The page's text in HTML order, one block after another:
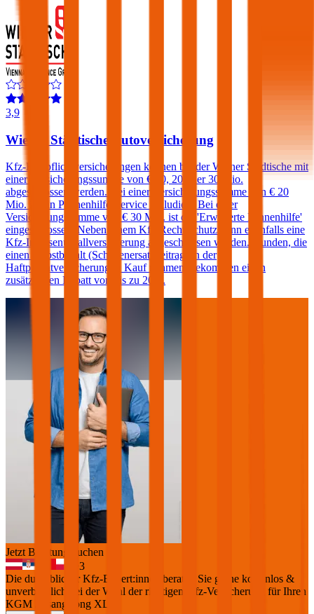
3,9
Wiener Städtische Autoversicherung
Kfz-Haftpflichtversicherungen können bei der Wiener Städtische mit
einer Versicherungssumme von € 10, 20 oder 30 Mio.
abgeschlossen werden. Bei einer Versicherungssumme von € 20
Mio. ist ein Pannenhilfe-Service inkludiert. Bei einer
Versicherungssumme von € 30 Mio. ist die 'Erweiterte Pannenhilfe'
eingeschlossen. Neben einem Kfz-Rechtsschutz kann ebenfalls eine
Kfz-Insassenunfallversicherung abgeschlossen werden. Kunden, die
einen Selbstbehalt (Schadenersatzbeitrag) in der
Haftpflichtversicherung in Kauf nehmen, bekommen einen
zusätzlichen Rabatt von bis zu 20%.
Jetzt Beratung buchen
+3
Die durchblicker Kfz-Expert:innen beraten Sie gerne kostenlos &
unverbindlich bei der Wahl der richtigen Kfz-Versicherung für Ihren
KGM / SsangYong XLV